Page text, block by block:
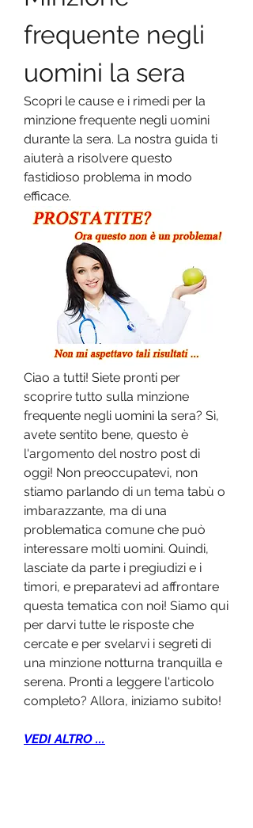
frequente negli
uomini la sera
Scopri le cause e i rimedi per la
minzione frequente negli uomini
durante la sera. La nostra guida ti
aiuterà a risolvere questo
fastidioso problema in modo
efficace.
Ciao a tutti! Siete pronti per
scoprire tutto sulla minzione
frequente negli uomini la sera? Sì,
avete sentito bene, questo è
l'argomento del nostro post di
oggi! Non preoccupatevi, non
stiamo parlando di un tema tabù o
imbarazzante, ma di una
problematica comune che può
interessare molti uomini. Quindi,
lasciate da parte i pregiudizi e i
timori, e preparatevi ad affrontare
questa tematica con noi! Siamo qui
per darvi tutte le risposte che
cercate e per svelarvi i segreti di
una minzione notturna tranquilla e
serena. Pronti a leggere l'articolo
completo? Allora, iniziamo subito!
VEDI ALTRO ...